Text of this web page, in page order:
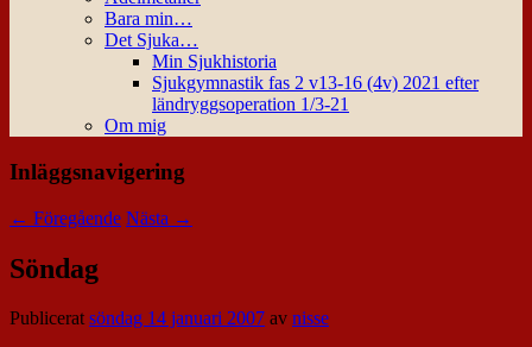
Bara min…
Det Sjuka…
Min Sjukhistoria
Sjukgymnastik fas 2 v13-16 (4v) 2021 efter
ländryggsoperation 1/3-21
Om mig
Inläggsnavigering
← Föregående Nästa →
Söndag
Publiceratsöndag 14 januari 2007 av nisse